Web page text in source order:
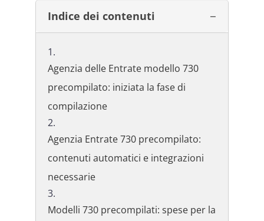
Indice dei contenuti
Agenzia delle Entrate modello 730
precompilato: iniziata la fase di
compilazione
Agenzia Entrate 730 precompilato:
contenuti automatici e integrazioni
necessarie
Modelli 730 precompilati: spese per la